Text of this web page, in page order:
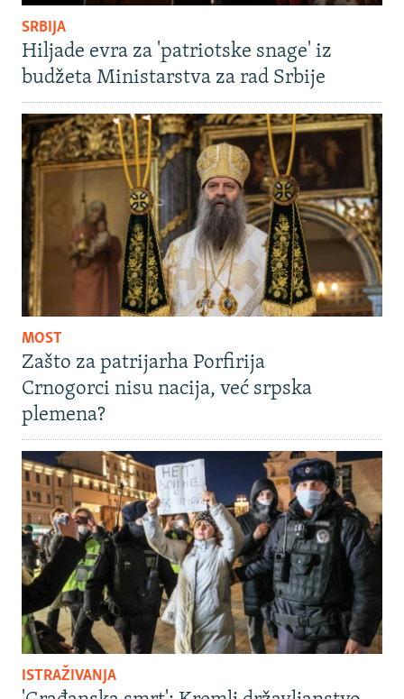
SRBIJA
Hiljade evra za 'patriotske snage' iz
budžeta Ministarstva za rad Srbije
MOST
Zašto za patrijarha Porfirija
Crnogorci nisu nacija, već srpska
plemena?
ISTRAŽIVANJA